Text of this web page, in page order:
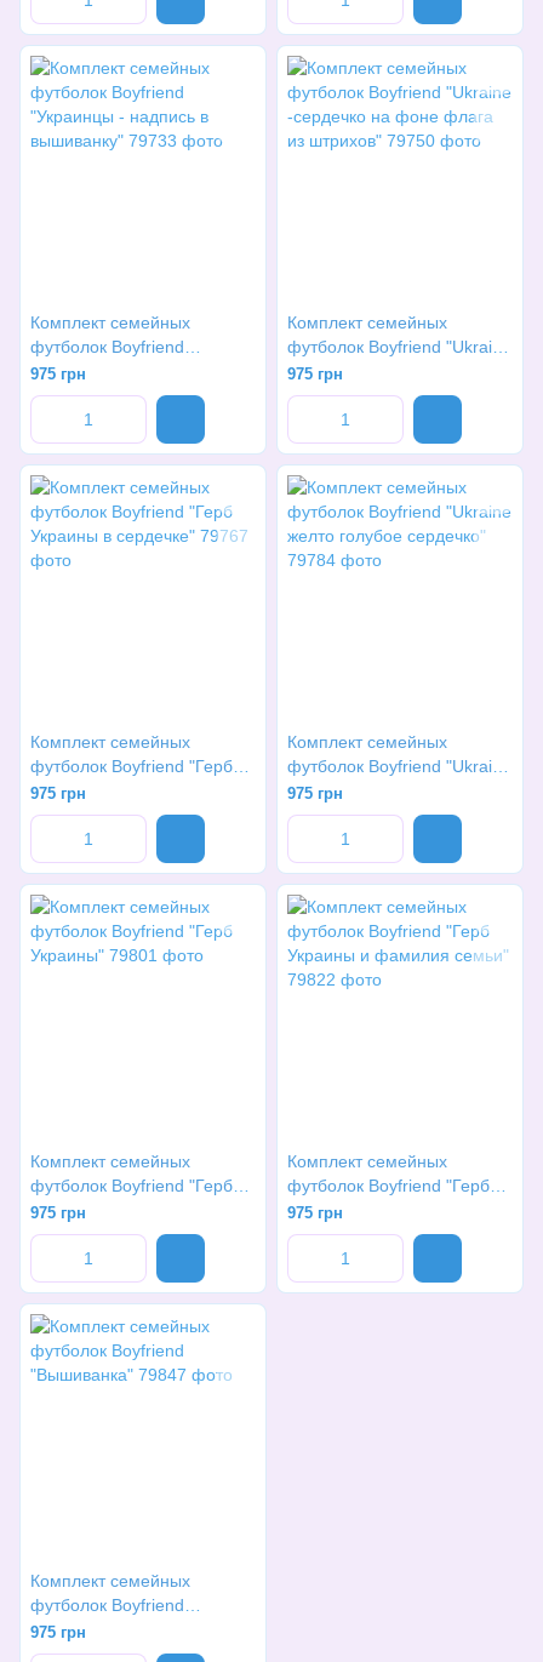
Комплект семейных
футболок Boyfriend
"Украинцы - надпись в
вышиванку"
975 грн
Комплект семейных
футболок Boyfriend "Ukraine
-сердечко на фоне флага
из штрихов"
975 грн
Комплект семейных
футболок Boyfriend "Герб
Украины в сердечке"
975 грн
Комплект семейных
футболок Boyfriend "Ukraine
желто голубое сердечко"
975 грн
Комплект семейных
футболок Boyfriend "Герб
Украины"
975 грн
Комплект семейных
футболок Boyfriend "Герб
Украины и фамилия семьи"
975 грн
Комплект семейных
футболок Boyfriend
"Вышиванка"
975 грн